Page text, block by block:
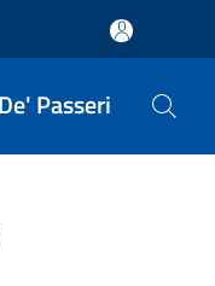
Passeri